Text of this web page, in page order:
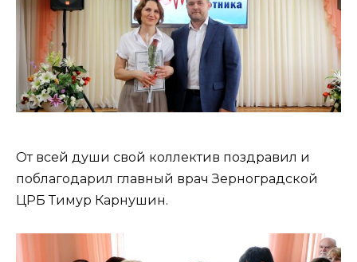
От всей души свой коллектив поздравил и
поблагодарил главный врач Зерноградской
ЦРБ Тимур Карнушин.